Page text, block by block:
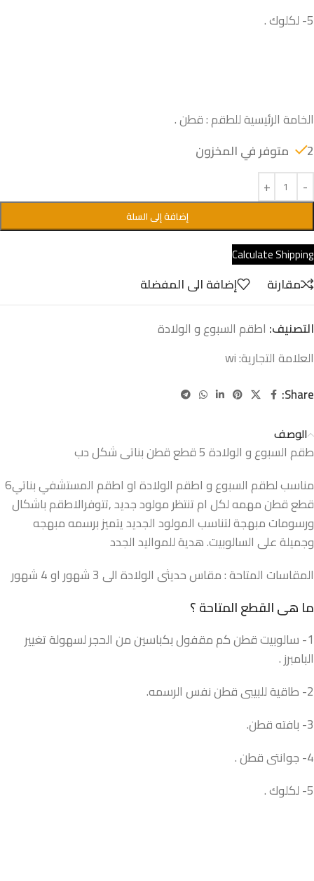
5- لكلوك .
الخامة الرئيسية للطقم : قطن .
2 متوفر في المخزون
إضافة إلى السلة
Calculate Shipping
مقارنة
إضافة الى المفضلة
التصنيف: اطقم السبوع و الولادة
العلامة التجارية:wi
Share:
الوصف
طقم السبوع و الولادة 5 قطع قطن بناتى شكل دب
مناسب لطقم السبوع و اطقم الولادة او اطقم المستشفي بناتي6
قطع قطن مهمه لكل ام تنتظر مولود جديد ,تتوفرالاطقم باشكال
ورسومات مبهجة لتناسب المولود الجديد يتميز برسمه مبهجه
وجميلة على السالوبيت. هدية للمواليد الجدد
المقاسات المتاحة : مقاس حديثى الولادة الى 3 شهور او 4 شهور
ما هى القطع المتاحة ؟
1- سالوبيت قطن كم مقفول بكباسين من الحجر لسهولة تغيير
البامبرز .
2- طاقية للبيبى قطن نفس الرسمه.
3- بافته قطن.
4- جوانتى قطن .
5- لكلوك .